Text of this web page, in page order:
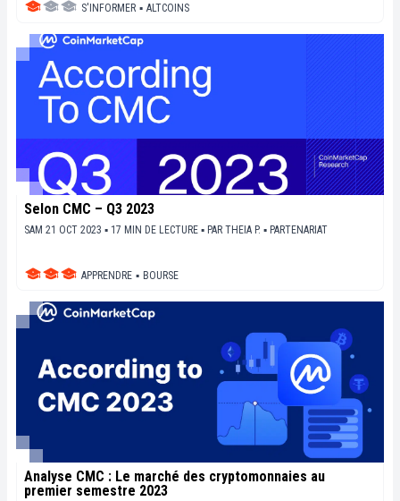
S'INFORMER ▪ ALTCOINS
Selon CMC – Q3 2023
SAM 21 OCT 2023 ▪ 17 MIN DE LECTURE ▪ PAR THEIA P. ▪ PARTENARIAT
APPRENDRE ▪ BOURSE
Analyse CMC : Le marché des cryptomonnaies au
premier semestre 2023